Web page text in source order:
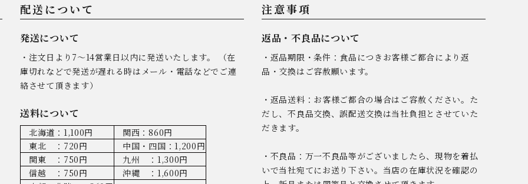
配送について
発送について
・注文日より7～14営業日以内に発送いたします。 （在
庫切れなどで発送が遅れる時はメール・電話などでご連
絡させて頂きます）
送料について
北海道：1,100円
関西：860円
東北 ：720円
中国・四国：1,200円
関東 ：750円
九州 ：1,300円
信越 ：750円
沖縄 ：1,600円
注意事項
返品・不良品について
・返品期限・条件：食品につきお客様ご都合により返
品・交換はご容赦願います。
・返品送料：お客様ご都合の場合はご容赦ください。た
だし、不良品交換、誤配送交換は当社負担とさせていた
だきます。
・不良品：万一不良品等がございましたら、現物を着払
いで当社宛てにお送り下さい。当店の在庫状況を確認の